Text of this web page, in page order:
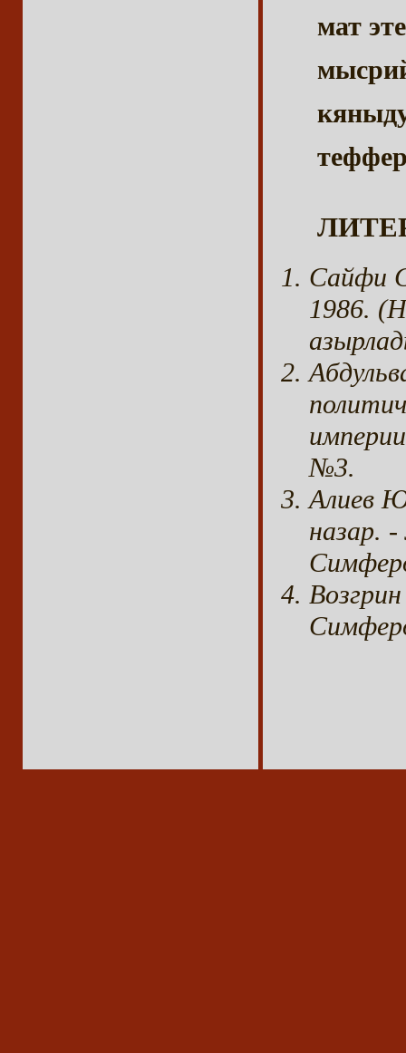
мат
Сайфи
1986.
№3.
Алиев
назар.